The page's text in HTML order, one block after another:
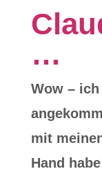
…
Wow –
mit
Hand